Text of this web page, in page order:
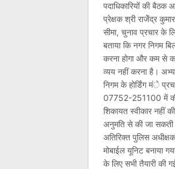
पदाधिकारियों की
प्रेक्षक श्री राजेेंद्र
सीमा, चुनाव प्रचार के
बताया कि नगर निगम
करना होगा और कम से
व्यय नहीं करना है।
निगम के होर्डिंग मंे
07752-251100 में की
शिकायत स्वीकार नहीं
अनुमति से की जा सकती
अतिरिक्त पुलिस
मोबाईल यूनिट बनाया
के लिए सभी तैयारी की